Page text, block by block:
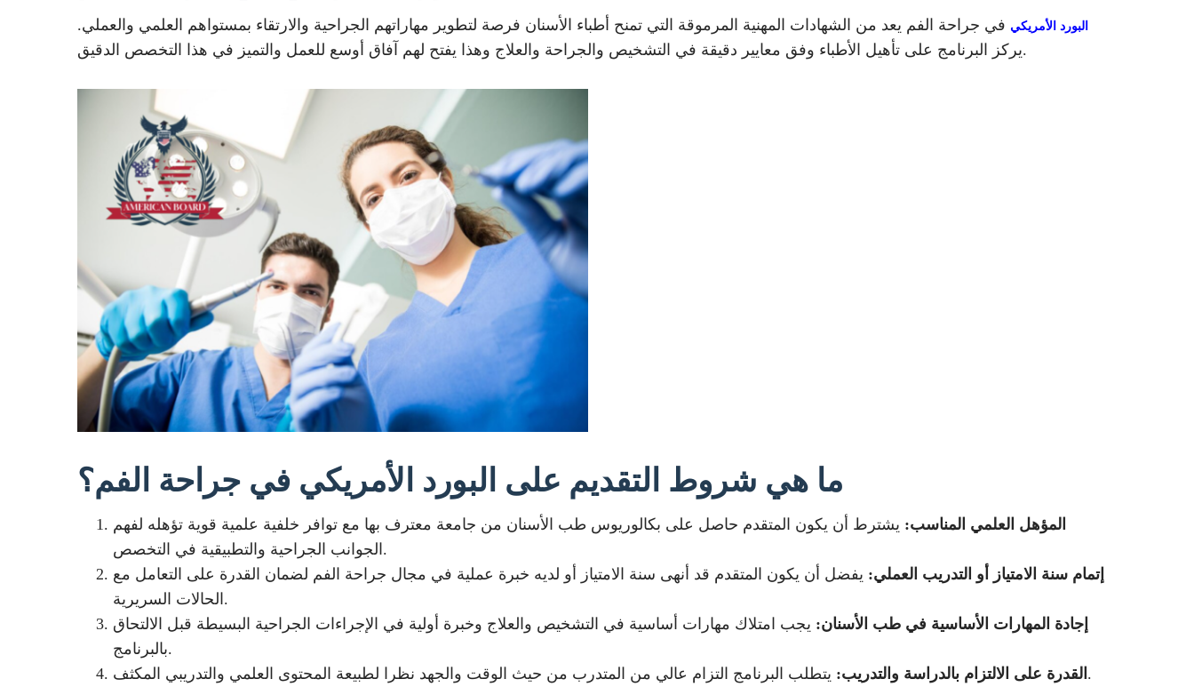
البورد الأمريكي في جراحة الفم يعد من الشهادات المهنية المرموقة التي تمنح أطباء الأسنان فرصة لتطوير مهاراتهم الجراحية والارتقاء بمستواهم العلمي والعملي.
يركز البرنامج على تأهيل الأطباء وفق معايير دقيقة في التشخيص والجراحة والعلاج وهذا يفتح لهم آفاق أوسع للعمل والتميز في هذا التخصص الدقيق.
ما هي شروط التقديم على البورد الأمريكي في جراحة الفم؟
المؤهل العلمي المناسب: يشترط أن يكون المتقدم حاصل على بكالوريوس طب الأسنان من جامعة معترف بها مع توافر خلفية علمية قوية تؤهله لفهم
الجوانب الجراحية والتطبيقية في التخصص.
إتمام سنة الامتياز أو التدريب العملي: يفضل أن يكون المتقدم قد أنهى سنة الامتياز أو لديه خبرة عملية في مجال جراحة الفم لضمان القدرة على التعامل مع
الحالات السريرية.
إجادة المهارات الأساسية في طب الأسنان: يجب امتلاك مهارات أساسية في التشخيص والعلاج وخبرة أولية في الإجراءات الجراحية البسيطة قبل الالتحاق
بالبرنامج.
القدرة على الالتزام بالدراسة والتدريب: يتطلب البرنامج التزام عالي من المتدرب من حيث الوقت والجهد نظرا لطبيعة المحتوى العلمي والتدريبي المكثف.